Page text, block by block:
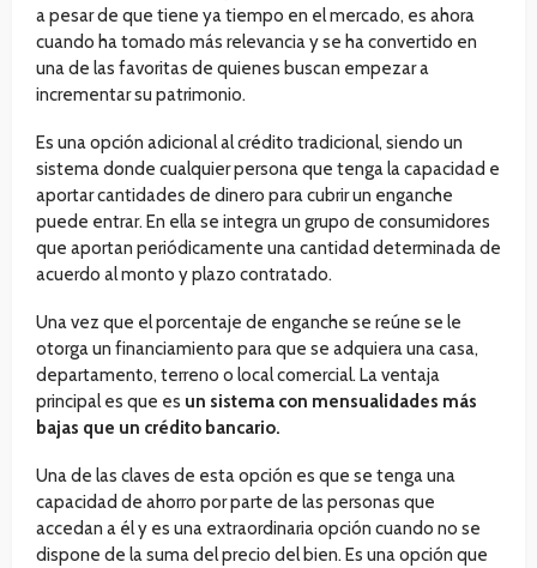
a pesar de que tiene ya tiempo en el mercado, es ahora
cuando ha tomado más relevancia y se ha convertido en
una de las favoritas de quienes buscan empezar a
incrementar su patrimonio.
Es una opción adicional al crédito tradicional, siendo un
sistema donde cualquier persona que tenga la capacidad e
aportar cantidades de dinero para cubrir un enganche
puede entrar. En ella se integra un grupo de consumidores
que aportan periódicamente una cantidad determinada de
acuerdo al monto y plazo contratado.
Una vez que el porcentaje de enganche se reúne se le
otorga un financiamiento para que se adquiera una casa,
departamento, terreno o local comercial. La ventaja
principal es que es un sistema con mensualidades más
bajas que un crédito bancario.
Una de las claves de esta opción es que se tenga una
capacidad de ahorro por parte de las personas que
accedan a él y es una extraordinaria opción cuando no se
dispone de la suma del precio del bien. Es una opción que